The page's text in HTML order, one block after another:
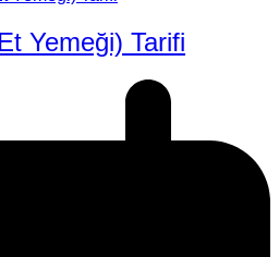
Yemeği) Tarifi